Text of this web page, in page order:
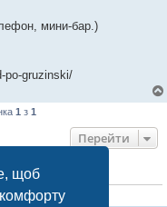
щоб
мини-бар.)
po-gruzinski/
1 з 1
Перейти
і 1 гість